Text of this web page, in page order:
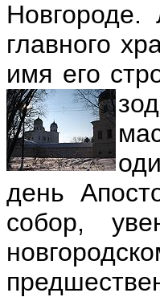
Новгороде.
главного
имя его
день
собор,